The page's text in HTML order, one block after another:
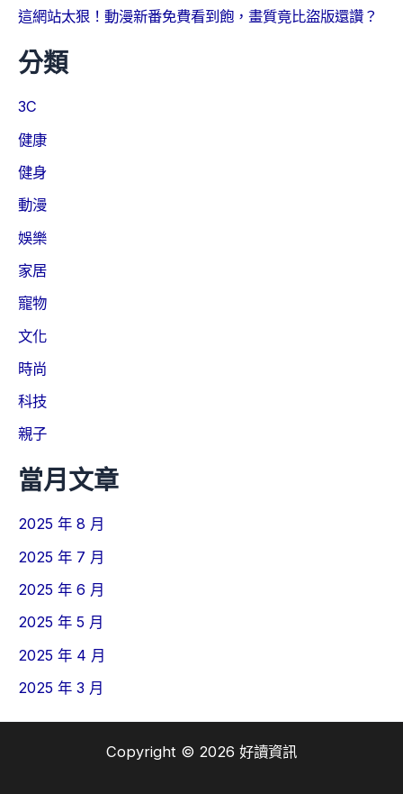
這網站太狠！動漫新番免費看到飽，畫質竟比盜版還讚？
分類
3C
健康
健身
動漫
娛樂
家居
寵物
文化
時尚
科技
親子
當月文章
2025 年 8 月
2025 年 7 月
2025 年 6 月
2025 年 5 月
2025 年 4 月
2025 年 3 月
Copyright © 2026 好讀資訊